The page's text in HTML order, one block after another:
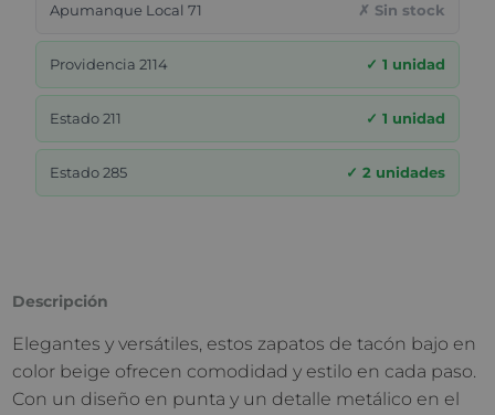
Apumanque Local 71 ✗ Sin stock
Providencia 2114 ✓ 1 unidad
Estado 211 ✓ 1 unidad
Estado 285 ✓ 2 unidades
Descripción
Elegantes y versátiles, estos zapatos de tacón bajo en
color beige ofrecen comodidad y estilo en cada paso.
Con un diseño en punta y un detalle metálico en el